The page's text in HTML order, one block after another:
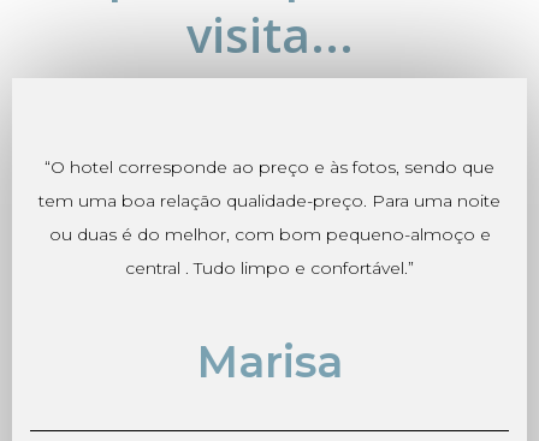
visita...
“O hotel corresponde ao preço e às fotos, sendo que
tem uma boa relação qualidade-preço. Para uma noite
ou duas é do melhor, com bom pequeno-almoço e
central . Tudo limpo e confortável.”
Marisa